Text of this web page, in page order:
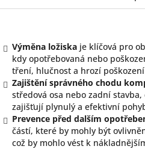
Výměna ložiska je klíčová pro
kdy opotřebovaná nebo
tření, hlučnost a hrozí
Zajištění správného chodu
středová osa nebo zadní
zajišťují plynulý a efektivní
Prevence před dalším
částí, které by mohly být
což by mohlo vést k